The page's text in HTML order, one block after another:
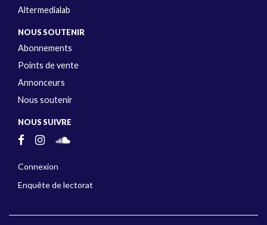
Altermedialab
NOUS SOUTENIR
Abonnements
Points de vente
Annonceurs
Nous soutenir
NOUS SUIVRE
Connexion
Enquête de lectorat